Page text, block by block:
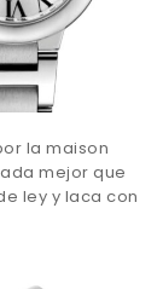
la maison
mejor que
ley y laca con